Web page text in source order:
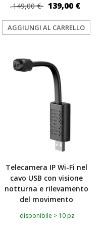
149,00 € 139,00 €
AGGIUNGI AL CARRELLO
Telecamera IP Wi-Fi nel
cavo USB con visione
notturna e rilevamento
del movimento
disponibile > 10 pz